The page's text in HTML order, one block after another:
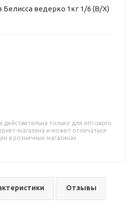
ведерко 1кг 1/6 (В/Х)
действительна только для оптового
магазина и может отличаться
в розничных магазинах
Отзывы